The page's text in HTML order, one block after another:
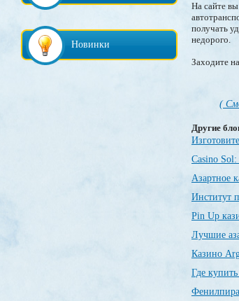
Новинки
На сайте
получать
недорого.
Заходите
(
Другие
Casino
Азартное
Институт
Pin Up
Лучшие
Казино
Где